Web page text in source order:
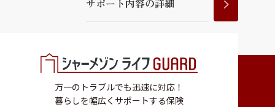
サポー ト内容の詳細
万一のトラブルでも迅速に対応！
暮らしを幅広くサポートする保険